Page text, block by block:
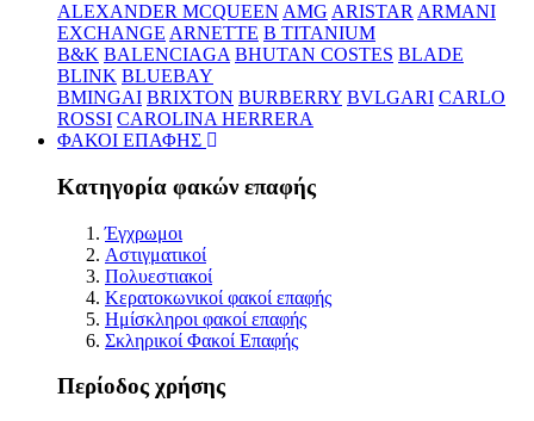
ALEXANDER MCQUEEN AMG ARISTAR ARMANI
EXCHANGE ARNETTE B TITANIUM
B&K BALENCIAGA BHUTAN COSTES BLADE
BLINK BLUEBAY
BMINGAI BRIXTON BURBERRY BVLGARI CARLO
ROSSI CAROLINA HERRERA
ΦΑΚΟΙ ΕΠΑΦΗΣ
Κατηγορία φακών επαφής
Έγχρωμοι
Αστιγματικοί
Πολυεστιακοί
Κερατοκωνικοί φακοί επαφής
Ημίσκληροι φακοί επαφής
Σκληρικοί Φακοί Επαφής
Περίοδος χρήσης